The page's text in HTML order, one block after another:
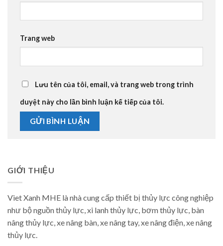
Trang web
Lưu tên của tôi, email, và trang web trong trình
duyệt này cho lần bình luận kế tiếp của tôi.
GIỚI THIỆU
Viet Xanh MHE là nhà cung cấp thiết bị thủy lực công nghiệp
như bộ nguồn thủy lực, xi lanh thủy lực, bơm thủy lực, bàn
nâng thủy lực, xe nâng bàn, xe nâng tay, xe nâng điện, xe nâng
thủy lực.